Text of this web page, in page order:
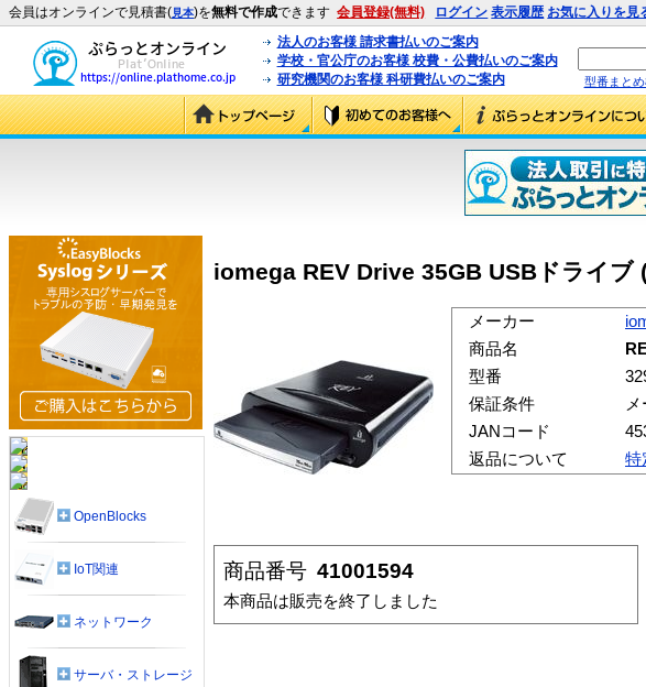
会員はオンラインで見積書(見本)を無料で作成できます 会員登録(無料) ログイン 表示履歴 お気に入りを見
法人のお客様 請求書払いのご案内
学校・官公庁のお客様 校費・公費払いのご案内
研究機関のお客様 科研費払いのご案内
型番まと
iomega REV Drive 35GB USBドライブ
メーカー
商品名
型番
保証条件
JANコード
返品について
特
商品番号 41001594
本商品は販売を終了しました
OpenBlocks
IoT関連
ネットワーク
サーバ・ストレージ